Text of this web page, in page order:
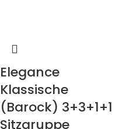
Elegance
Klassische
(Barock) 3+3+1+1
Sitzgruppe